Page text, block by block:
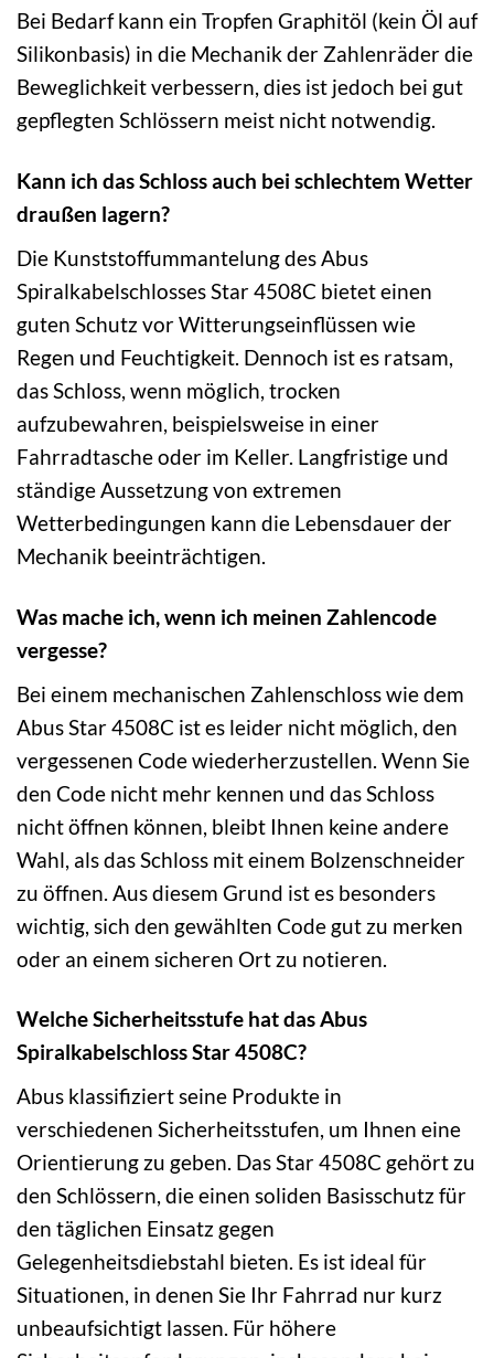
Bei Bedarf kann ein Tropfen Graphitöl (kein Öl auf
Silikonbasis) in die Mechanik der Zahlenräder die
Beweglichkeit verbessern, dies ist jedoch bei gut
gepflegten Schlössern meist nicht notwendig.
Kann ich das Schloss auch bei schlechtem Wetter
draußen lagern?
Die Kunststoffummantelung des Abus
Spiralkabelschlosses Star 4508C bietet einen
guten Schutz vor Witterungseinflüssen wie
Regen und Feuchtigkeit. Dennoch ist es ratsam,
das Schloss, wenn möglich, trocken
aufzubewahren, beispielsweise in einer
Fahrradtasche oder im Keller. Langfristige und
ständige Aussetzung von extremen
Wetterbedingungen kann die Lebensdauer der
Mechanik beeinträchtigen.
Was mache ich, wenn ich meinen Zahlencode
vergesse?
Bei einem mechanischen Zahlenschloss wie dem
Abus Star 4508C ist es leider nicht möglich, den
vergessenen Code wiederherzustellen. Wenn Sie
den Code nicht mehr kennen und das Schloss
nicht öffnen können, bleibt Ihnen keine andere
Wahl, als das Schloss mit einem Bolzenschneider
zu öffnen. Aus diesem Grund ist es besonders
wichtig, sich den gewählten Code gut zu merken
oder an einem sicheren Ort zu notieren.
Welche Sicherheitsstufe hat das Abus
Spiralkabelschloss Star 4508C?
Abus klassifiziert seine Produkte in
verschiedenen Sicherheitsstufen, um Ihnen eine
Orientierung zu geben. Das Star 4508C gehört zu
den Schlössern, die einen soliden Basisschutz für
den täglichen Einsatz gegen
Gelegenheitsdiebstahl bieten. Es ist ideal für
Situationen, in denen Sie Ihr Fahrrad nur kurz
unbeaufsichtigt lassen. Für höhere